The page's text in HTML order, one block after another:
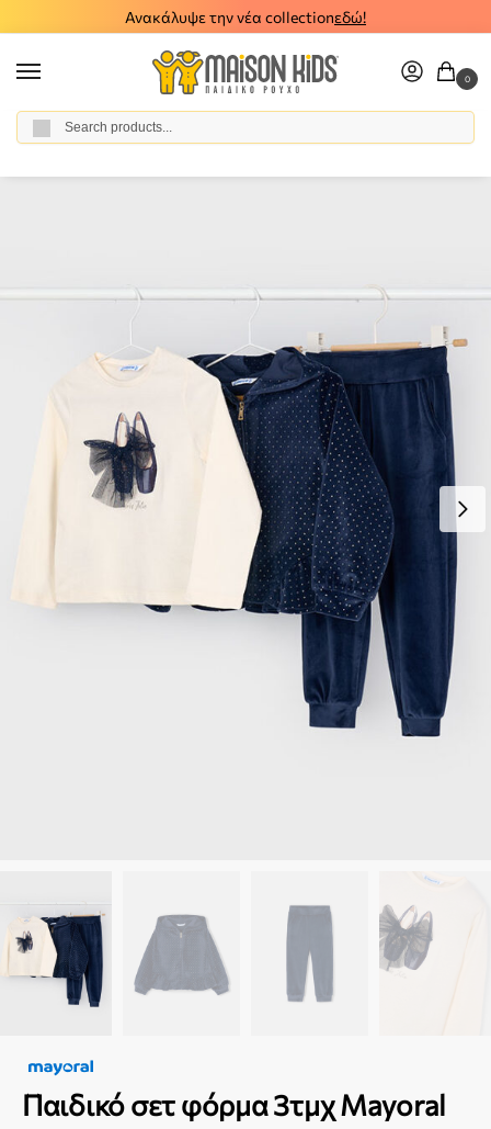
Ανακάλυψε την νέα collectionεδώ!
0
Home / Girl / Clothes
Παιδικό σετ φόρμα 3τμχ Mayoral